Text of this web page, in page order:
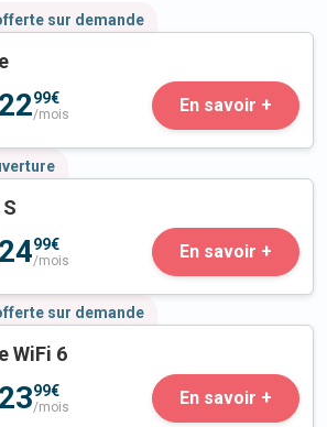
sur demande
2299€
/mois En savoir +
2499€
/mois En savoir +
sur demande
WiFi 6
2399€
/mois En savoir +